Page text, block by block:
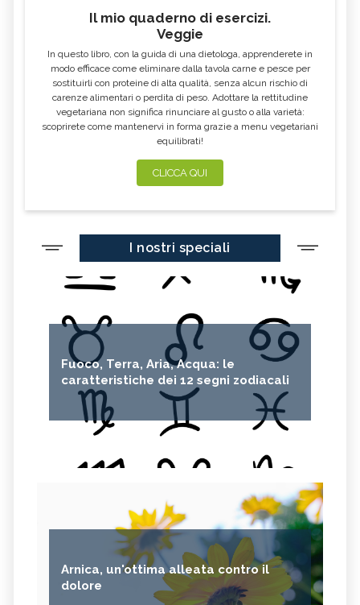
Il mio quaderno di esercizi.
Veggie
In questo libro, con la guida di una dietologa, apprenderete in
modo efficace come eliminare dalla tavola carne e pesce per
sostituirli con proteine di alta qualità, senza alcun rischio di
carenze alimentari o perdita di peso. Adottare la rettitudine
vegetariana non significa rinunciare al gusto o alla varietà:
scoprirete come mantenervi in forma grazie a menu vegetariani
equilibrati!
CLICCA QUI
I nostri speciali
Fuoco, Terra, Aria, Acqua: le
caratteristiche dei 12 segni zodiacali
Arnica, un'ottima alleata contro il
dolore